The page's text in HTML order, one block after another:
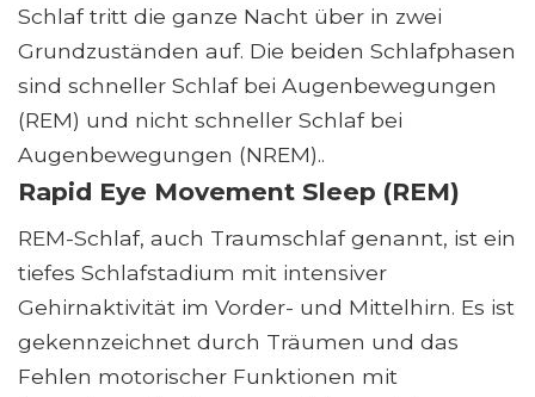
Schlaf tritt die ganze Nacht über in zwei
Grundzuständen auf. Die beiden Schlafphasen
sind schneller Schlaf bei Augenbewegungen
(REM) und nicht schneller Schlaf bei
Augenbewegungen (NREM)..
Rapid Eye Movement Sleep (REM)
REM-Schlaf, auch Traumschlaf genannt, ist ein
tiefes Schlafstadium mit intensiver
Gehirnaktivität im Vorder- und Mittelhirn. Es ist
gekennzeichnet durch Träumen und das
Fehlen motorischer Funktionen mit